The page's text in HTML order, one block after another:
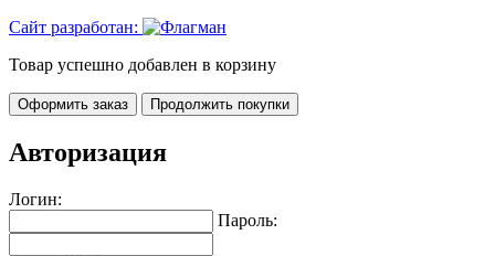
Сайт разработан:
Товар успешно добавлен в корзину
Оформить заказ Продолжить покупки
Авторизация
Логин:
Пароль: